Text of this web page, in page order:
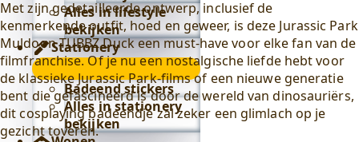
Alles in lifestyle
bekijken
Stationery
Stationery
submenu
Badeend stickers
Alles in stationery
bekijken
Met zijn gedetailleerde ontwerp, inclusief de
kenmerkende outfit, hoed en geweer, is deze Jurassic Park
Muldoon TUBBZ Duck een must-have voor elke fan van de
filmfranchise. Of je nu een nostalgische liefde hebt voor
de klassieke Jurassic Park-films of een nieuwe generatie
bent die gefascineerd is door de wereld van dinosauriërs,
dit cosplaying badeendje zal zeker een glimlach op je
gezicht toveren.